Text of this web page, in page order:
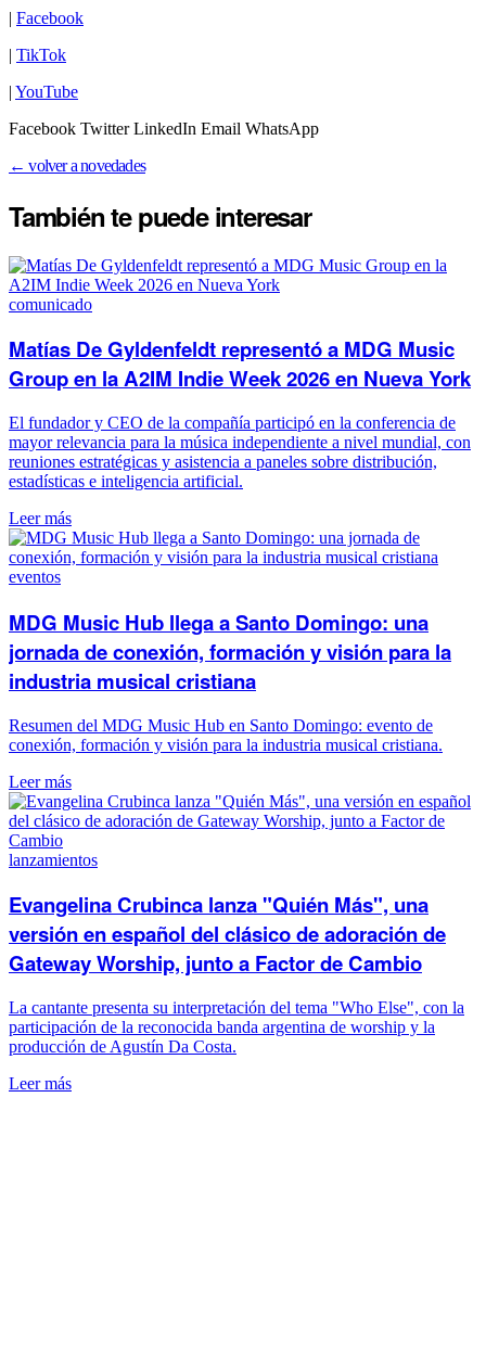
| Facebook
| TikTok
| YouTube
Facebook Twitter LinkedIn Email WhatsApp
← volver a novedades
También te puedeinteresar
comunicado
Matías De Gyldenfeldt representó a MDG Music
Group en la A2IM Indie Week 2026 en Nueva York
El fundador y CEO de la compañía participó en la conferencia de
mayor relevancia para la música independiente a nivel mundial, con
reuniones estratégicas y asistencia a paneles sobre distribución,
estadísticas e inteligencia artificial.
Leer más
eventos
MDG Music Hub llega a Santo Domingo: una
jornada de conexión, formación y visión para la
industria musical cristiana
Resumen del MDG Music Hub en Santo Domingo: evento de
conexión, formación y visión para la industria musical cristiana.
Leer más
lanzamientos
Evangelina Crubinca lanza "Quién Más", una
versión en español del clásico de adoración de
Gateway Worship, junto a Factor de Cambio
La cantante presenta su interpretación del tema "Who Else", con la
participación de la reconocida banda argentina de worship y la
producción de Agustín Da Costa.
Leer más